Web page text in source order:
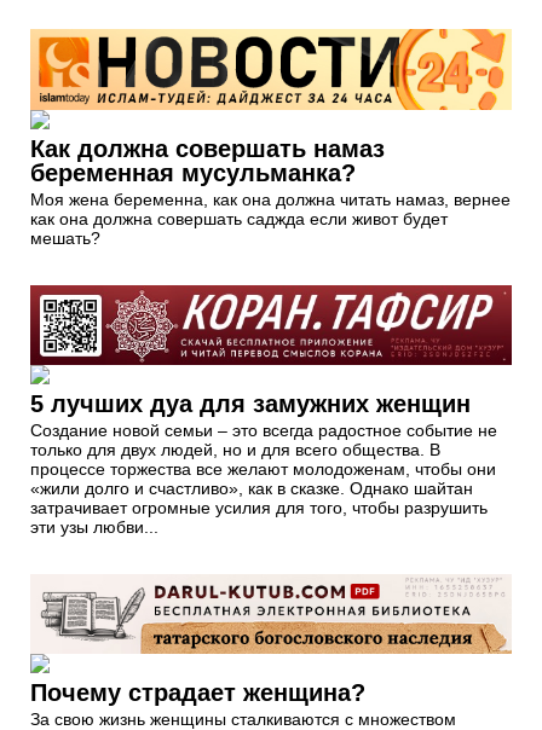
Как должна совершать намаз
беременная мусульманка?
Моя жена беременна, как она должна читать намаз, вернее
как она должна совершать саджда если живот будет
мешать?
5 лучших дуа для замужних женщин
Создание новой семьи – это всегда радостное событие не
только для двух людей, но и для всего общества. В
процессе торжества все желают молодоженам, чтобы они
«жили долго и счастливо», как в сказке. Однако шайтан
затрачивает огромные усилия для того, чтобы разрушить
эти узы любви...
Почему страдает женщина?
За свою жизнь женщины сталкиваются с множеством